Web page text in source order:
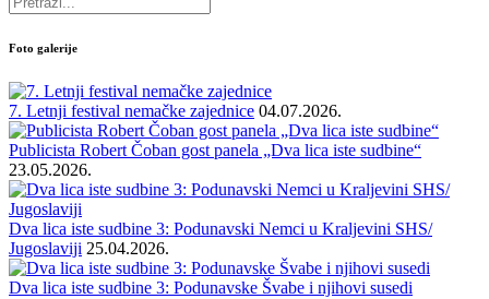
Foto galerije
7. Letnji festival nemačke zajednice 04.07.2026.
Publicista Robert Čoban gost panela „Dva lica iste sudbine“
23.05.2026.
Dva lica iste sudbine 3: Podunavski Nemci u Kraljevini SHS/
Jugoslaviji 25.04.2026.
Dva lica iste sudbine 3: Podunavske Švabe i njihovi susedi